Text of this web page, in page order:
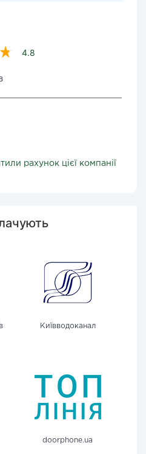
4.8
рахунок цієї компанії
Київводоканал
doorphone.ua